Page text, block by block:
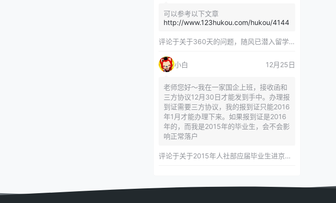
可以参考以下文章
http://www.123hukou.com/hukou/4144
评论于关于360天的问题，随风已潜入留学服务中心
小白 12月25日
老师您好～我在一家国企上班，接收函和
三方协议12月30日才能发到手中。办理报
到证需要三方协议，我的报到证只能2016
年1月才能办理下来。如果报到证是2016
年的，而我是2015年的毕业生，会不会影
响正常落户
评论于关于2015年人社部应届毕业生进京指标对年龄等限制的相关内容